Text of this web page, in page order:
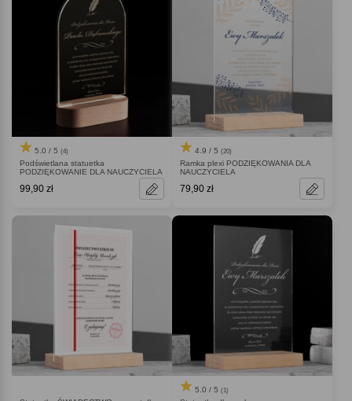
5.0 / 5 (4)
Podświetlana statuetka
PODZIĘKOWANIE DLA NAUCZYCIELA
99,90 zł
4.9 / 5 (20)
Ramka plexi PODZIĘKOWANIA DLA
NAUCZYCIELA
79,90 zł
5.0 / 5 (1)